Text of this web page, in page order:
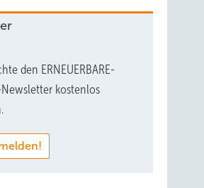
den ERNEUERBARE-
Newsletter kostenlos